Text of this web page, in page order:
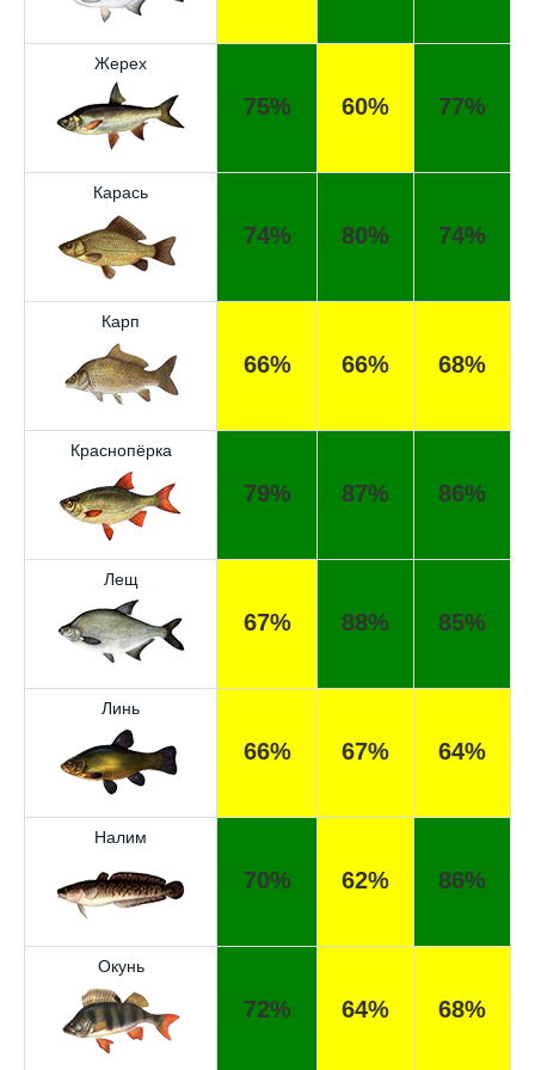
Жерех
75% 60% 77%
Карась
74% 80% 74%
Карп
66% 66% 68%
Краснопёрка
79% 87% 86%
Лещ
67% 88% 85%
Линь
66% 67% 64%
Налим
70% 62% 86%
Окунь
72% 64% 68%
Отличный прогноз клёва! Сегодня поймал
щуку весом 5 кг.
Спасибо за прогноз, сегодня уловил карпа